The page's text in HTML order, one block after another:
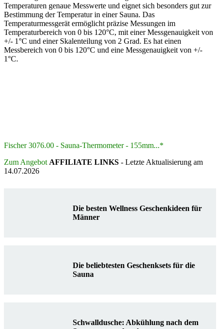
Temperaturen genaue Messwerte und eignet sich besonders gut zur
Bestimmung der Temperatur in einer Sauna. Das
Temperaturmessgerät ermöglicht präzise Messungen im
Temperaturbereich von 0 bis 120°C, mit einer Messgenauigkeit von
+/- 1°C und einer Skalenteilung von 2 Grad. Es hat einen
Messbereich von 0 bis 120°C und eine Messgenauigkeit von +/-
1°C.
Fischer 3076.00 - Sauna-Thermometer - 155mm...*
Zum Angebot AFFILIATE LINKS - Letzte Aktualisierung am
14.07.2026
Die besten Wellness Geschenkideen für
Männer
Die beliebtesten Geschenksets für die
Sauna
Schwalldusche: Abkühlung nach dem